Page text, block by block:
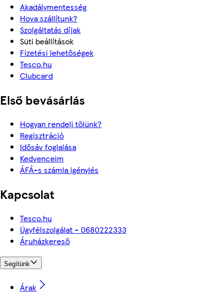
Akadálymentesség
Hova szállítunk?
Szolgáltatás díjak
Süti beállítások
Fizetési lehetőségek
Tesco.hu
Clubcard
Első bevásárlás
Hogyan rendelj tőlünk?
Regisztráció
Idősáv foglalása
Kedvenceim
ÁFÁ-s számla igénylés
Kapcsolat
Tesco.hu
Ügyfélszolgálat - 0680222333
Áruházkereső
Segítünk
Árak